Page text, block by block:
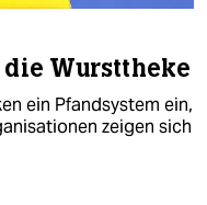
Wursttheke
ein Pfandsystem ein,
zeigen sich